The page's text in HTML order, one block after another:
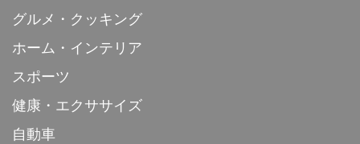
グルメ・クッキング
ホーム・インテリア
スポーツ
健康・エクササイズ
自動車